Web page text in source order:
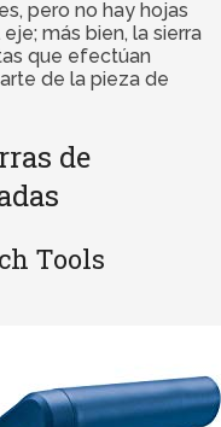
pero no hay hojas
más bien, la sierra
que efectúan
de la pieza de
de
Tools